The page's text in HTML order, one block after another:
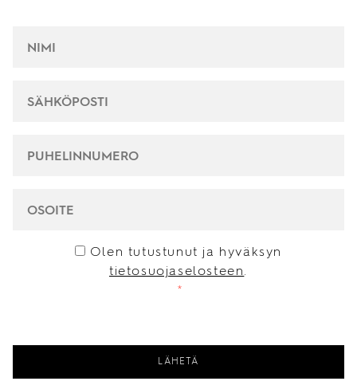
CONSENT *
Olen tutustunut ja hyväksyn
tietosuojaselosteen.
*